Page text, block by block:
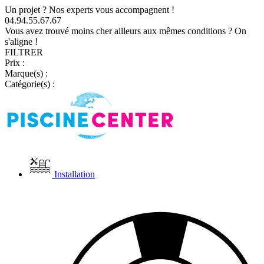
Un projet ? Nos experts vous accompagnent !
04.94.55.67.67
Vous avez trouvé moins cher ailleurs aux mêmes conditions ? On
s'aligne !
FILTRER
Prix :
Marque(s) :
Catégorie(s) :
Installation